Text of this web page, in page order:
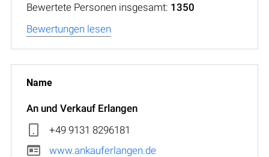
Bewertete Personen insgesamt: 1350
Bewertungen lesen
An und Verkauf Erlangen
+49 9131 8296181
www.ankauferlangen.de